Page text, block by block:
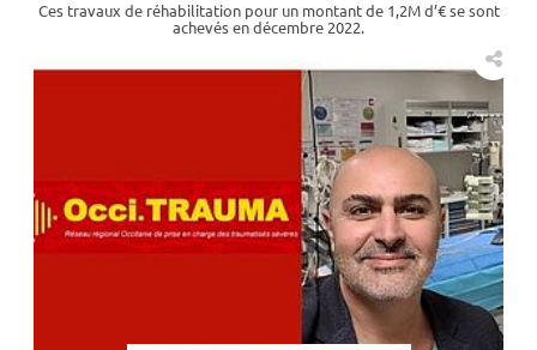
Ces travaux de réhabilitation pour un montant de 1,2M d’€ se sont
achevés en décembre 2022.